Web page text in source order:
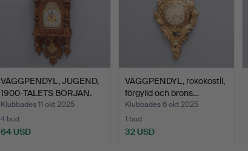
VÄGGPENDYL, JUGEND,
1900-TALETS BÖRJAN.
Klubbades 11 okt 2025
4 bud
64 USD
VÄGGPENDYL, rokokostil,
förgylld och brons…
Klubbades 6 okt 2025
1 bud
32 USD